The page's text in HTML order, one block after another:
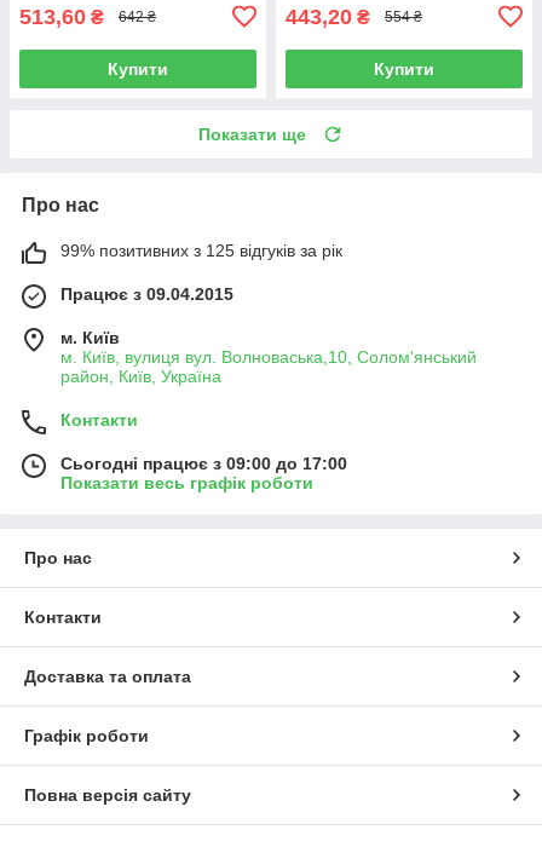
513,60 ₴ 642 ₴
Купити
443,20 ₴ 554 ₴
Купити
Показати ще
Про нас
99% позитивних з 125 відгуків за рік
Працює з 09.04.2015
м. Київ
м. Київ, вулиця вул. Волноваська,10, Солом'янський
район, Київ, Україна
Контакти
Сьогодні працює з 09:00 до 17:00
Показати весь графік роботи
Про нас
Контакти
Доставка та оплата
Графік роботи
Повна версія сайту